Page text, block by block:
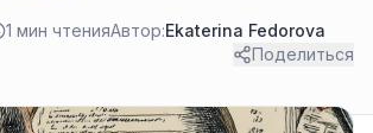
1 мин чтенияАвтор:Ekaterina Fedorova
Поделиться